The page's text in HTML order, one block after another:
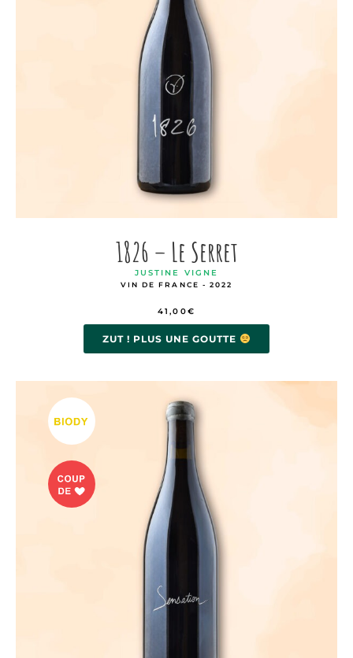
1826 – Le Serret
JUSTINE VIGNE
VIN DE FRANCE - 2022
41,00€
ZUT ! PLUS UNE GOUTTE